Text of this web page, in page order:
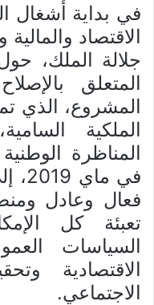
في بداية أشغال
الاقتصاد
جلالة الملك،
المتعلق
المشروع، الذي
الملكية
المناظرة
في
فعال وعادل
تعبئة كل
السياسات
الاقتصادية
الاجتماعي.